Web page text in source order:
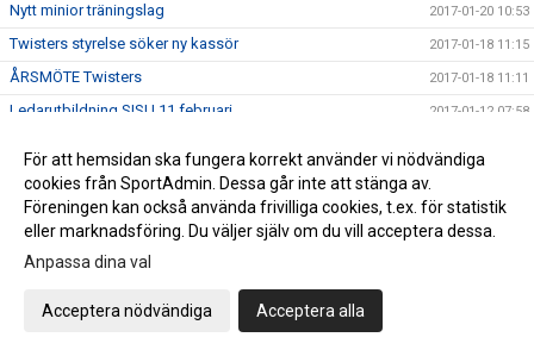
Nytt minior träningslag 2017-01-20 10:53
Twisters styrelse söker ny kassör 2017-01-18 11:15
ÅRSMÖTE Twisters 2017-01-18 11:11
Ledarutbildning SISU 11 februari 2017-01-12 07:58
Twisters Kalender 2017
PROVA PÅ ..... 2016-12-13 08:59
Hjälpledarutbildning
SAVE THE DATES !
För att hemsidan ska fungera korrekt använder vi nödvändiga
cookies från SportAdmin. Dessa går inte att stänga av.
Föreningen kan också använda frivilliga cookies, t.ex. för statistik
eller marknadsföring. Du väljer själv om du vill acceptera dessa.
Anpassa dina val
Acceptera nödvändiga Acceptera alla